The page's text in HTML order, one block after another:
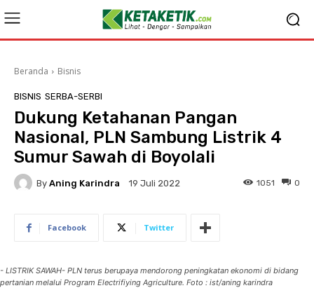
Beranda Bisnis
BISNIS SERBA-SERBI
Dukung Ketahanan Pangan
Nasional, PLN Sambung Listrik 4
Sumur Sawah di Boyolali
By Aning Karindra 19 Juli 2022 0
1051
Facebook Twitter
- LISTRIK SAWAH- PLN terus berupaya mendorong peningkatan ekonomi di bidang
pertanian melalui Program Electrifiying Agriculture. Foto : ist/aning karindra